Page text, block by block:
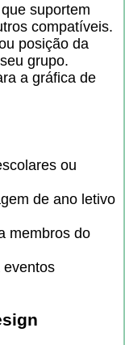
suportem
compatíveis.
posição da
grupo.
a gráfica de
ou
de ano letivo
membros do
eventos